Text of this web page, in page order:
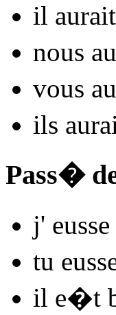
il
nous
vous
ils
Pass�
j'
tu
il e�t